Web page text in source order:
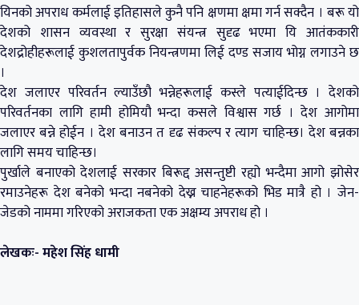
यिनको अपराध कर्मलाई इतिहासले कुनै पनि क्षणमा क्षमा गर्न सक्दैन । बरू यो
देशको शासन व्यवस्था र सुरक्षा संयन्त्र सुदृढ भएमा यि आतंककारी
देशद्रोहीहरूलाई कुशलतापुर्वक नियन्त्रणमा लिई दण्ड सजाय भोग्न लगाउने छ
।
देश जलाएर परिवर्तन ल्याउँछौ भन्नेहरूलाई कस्ले पत्याईदिन्छ । देशको
परिवर्तनका लागि हामी होमियौ भन्दा कसले विश्वास गर्छ । देश आगोमा
जलाएर बन्ने होईन । देश बनाउन त दृढ संकल्प र त्याग चाहिन्छ। देश बन्नका
लागि समय चाहिन्छ।
पुर्खाले बनाएको देशलाई सरकार बिरूद्द असन्तुष्टी रह्यो भन्दैमा आगो झोसेर
रमाउनेहरू देश बनेको भन्दा नबनेको देख्न चाहनेहरूको भिड मात्रै हो । जेन-
जेडको नाममा गरिएको अराजकता एक अक्षम्य अपराध हो ।
लेखकः- महेश सिंह धामी